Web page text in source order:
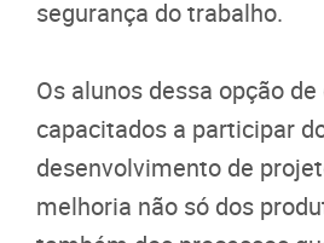
segurança do trabalho.
Os alunos dessa opção
capacitados a participar
desenvolvimento de
melhoria não só dos